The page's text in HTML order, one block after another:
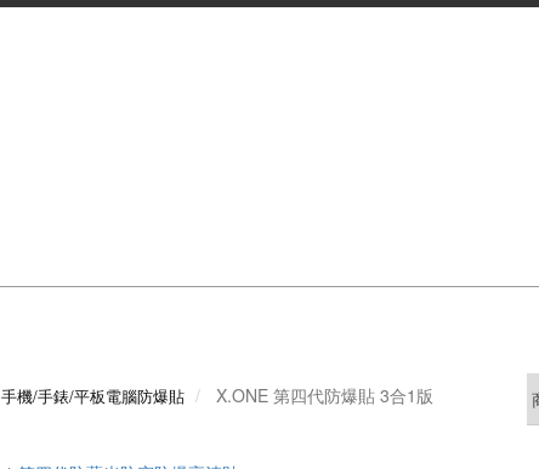
手機/手錶/平板電腦防爆貼 X.ONE 第四代防爆貼 3合1版